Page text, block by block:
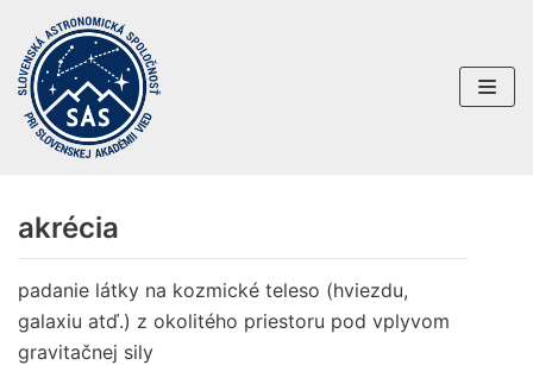
Preskočiť
na
obsah
akrécia
padanie látky na kozmické teleso (hviezdu,
galaxiu atď.) z okolitého priestoru pod vplyvom
gravitačnej sily